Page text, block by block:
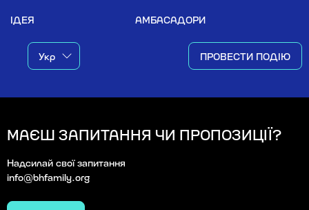
ІДЕЯ АМБАСАДОРИ
ПРОВЕСТИ ПОДІЮ
МАЄШ ЗАПИТАННЯ ЧИ ПРОПОЗИЦІЇ?
Надсилай свої запитання
info@bhfamily.org